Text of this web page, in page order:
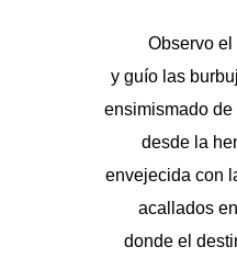
Observo
y guío las
ensimismado
desde la
envejecida con
acallados
donde el